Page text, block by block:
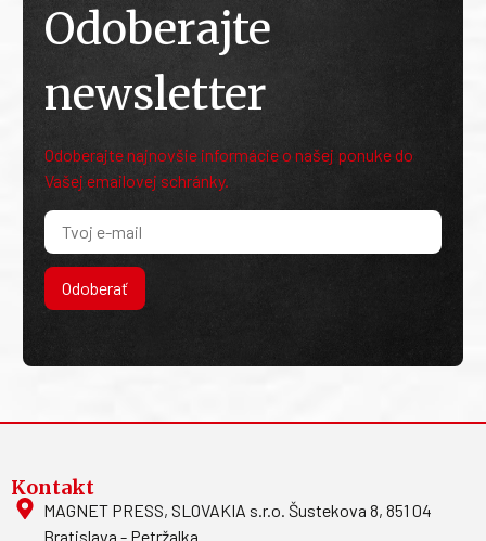
Odoberajte
newsletter
Odoberajte najnovšie informácie o našej ponuke do
Vašej emailovej schránky.
Odoberať
Kontakt
MAGNET PRESS, SLOVAKIA s.r.o. Šustekova 8, 851 04
Bratislava - Petržalka